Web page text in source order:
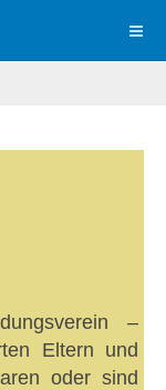
–
Eltern und
oder sind